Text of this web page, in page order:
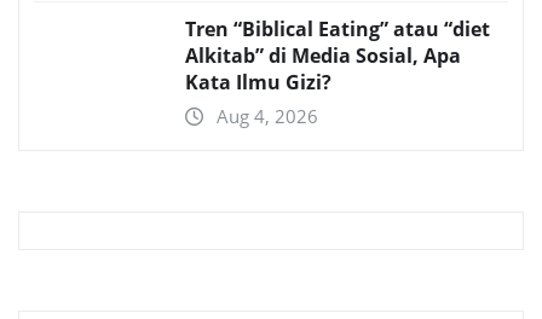
Tren “Biblical Eating” atau “diet
Alkitab” di Media Sosial, Apa
Kata Ilmu Gizi?
Aug 4, 2026